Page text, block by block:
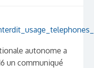
autonome a
un communiqué